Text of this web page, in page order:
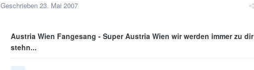
Geschrieben 23. Mai 2007
Austria Wien Fangesang - Super Austria Wien wir werden immer zu dir
stehn...